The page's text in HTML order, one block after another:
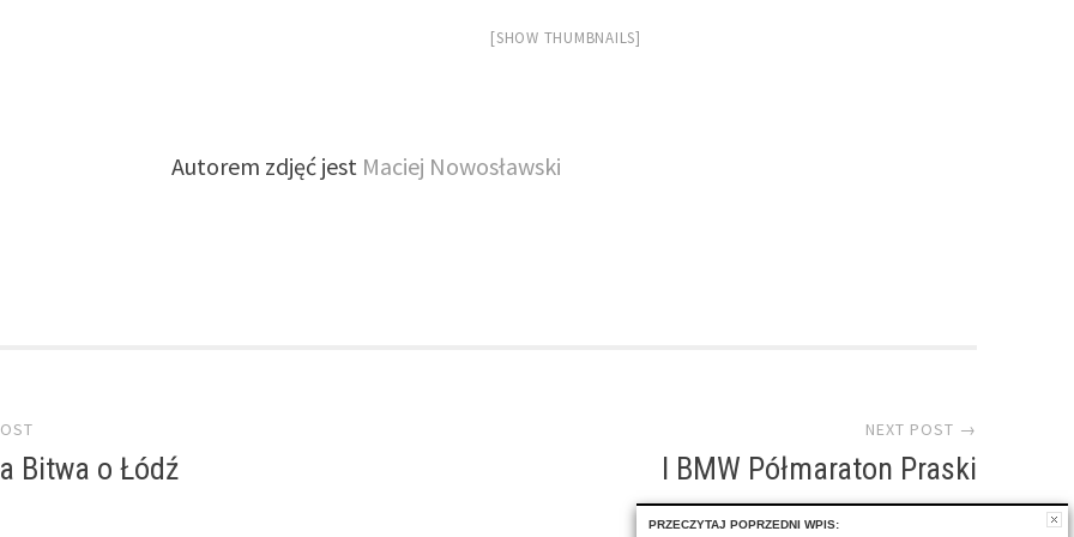
[SHOW THUMBNAILS]
Autorem zdjęć jest Maciej Nowosławski
Bitwa o Łódź
NEXT POST →
I BMW Półmaraton Praski
PRZECZYTAJ POPRZEDNI WPIS: